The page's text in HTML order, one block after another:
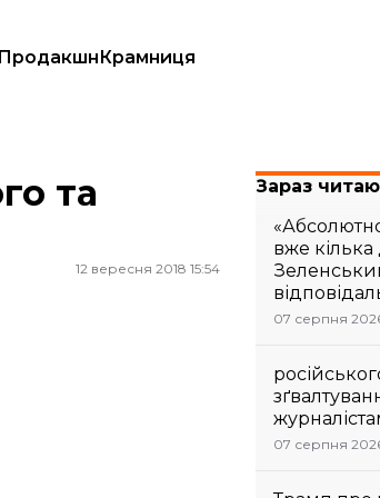
ПродакшнКрамниця
та
12 вересня 2018 15:54
Зараз
вже
07 серпня
07 серпня